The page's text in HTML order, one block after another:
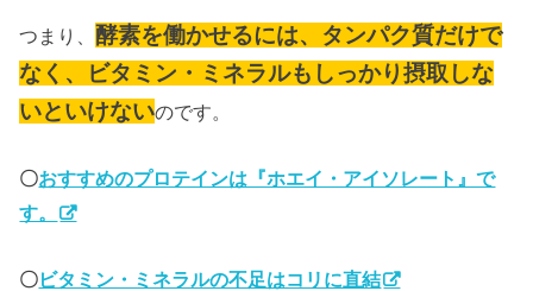
つまり、 酵素を働かせるには、タンパク質だけで
なく、ビタミン・ミネラルもしっかり摂取しな
いといけないのです。
〇おすすめのプロテインは『ホエイ・アイソレート』で
す。
〇ビタミン・ミネラルの不足はコリに直結